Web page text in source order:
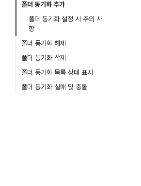
폴더 동기화 추가
폴더 동기화 설정 시 주의 사
항
폴더 동기화 해제
폴더 동기화 삭제
폴더 동기화 목록 상태 표시
폴더 동기화 실패 및 충돌